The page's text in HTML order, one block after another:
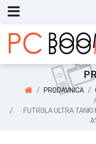
PRODAVNICA
FUTROLA ULTRA